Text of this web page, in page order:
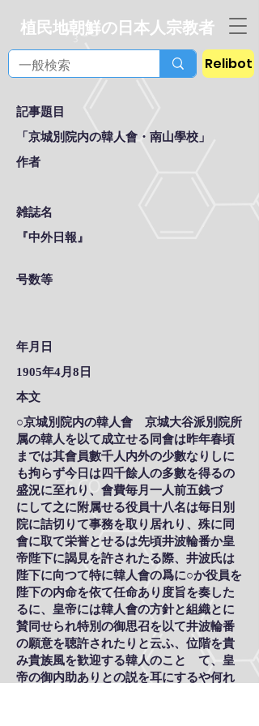
植民地朝鮮の日本人宗教者
Relibot
記事題目
「京城別院内の韓人會・南山學校」
作者
雑誌名
『中外日報』
号数等
年月日
1905年4月8日
本文
○京城別院内の韓人會 京城大谷派別院所
属の韓人を以て成立せる同會は昨年春頃
までは其會員數千人内外の少數なりしに
も拘らず今日は四千餘人の多數を得るの
盛況に至れり、會費毎月一人前五銭づゝ
にして之に附属せる役員十八名は毎日別
院に詰切りて事務を取り居れり、殊に同
會に取て栄誉とせるは先頃井波輪番か皇
帝陛下に謁見を許されたる際、井波氏は
陛下に向つて特に韓人會の爲に○か役員を
陛下の内命を依て任命あり度旨を奏した
るに、皇帝には韓人會の方針と組織とに
賛同せられ特別の御思召を以て井波輪番
の願意を聴許されたりと云ふ、位階を貴
み貴族風を歓迎する韓人のことゝて、皇
帝の御内助ありとの説を耳にするや何れ